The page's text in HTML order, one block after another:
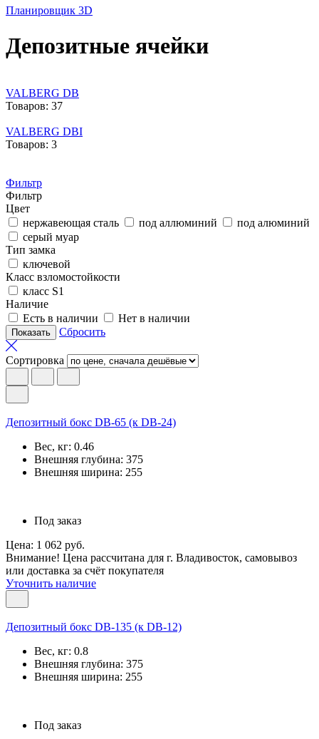
Планировщик 3D
Депозитные ячейки
VALBERG DB
Товаров: 37
VALBERG DBI
Товаров: 3
Фильтр
Фильтр
Цвет
нержавеющая сталь
под аллюминий
под алюминий
серый муар
Тип замка
ключевой
Класс взломостойкости
класс S1
Наличие
Есть в наличии
Нет в наличии
Сбросить
Сортировка
Депозитный бокс DB-65 (к DB-24)
Вес, кг: 0.46
Внешняя глубина: 375
Внешняя ширина: 255
Под заказ
Цена: 1 062 руб.
Внимание! Цена рассчитана для г. Владивосток, самовывоз
или доставка за счёт покупателя
Уточнить наличие
Депозитный бокс DB-135 (к DB-12)
Вес, кг: 0.8
Внешняя глубина: 375
Внешняя ширина: 255
Под заказ